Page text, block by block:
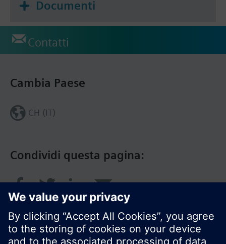
Documenti
Contatti
Condividi questa pagina:
Cambia Paese
CH (IT)